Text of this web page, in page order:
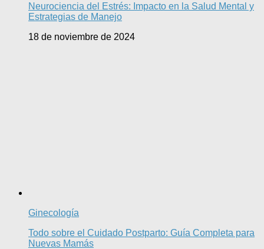
Neurociencia del Estrés: Impacto en la Salud Mental y
Estrategias de Manejo
18 de noviembre de 2024
Ginecología
Todo sobre el Cuidado Postparto: Guía Completa para
Nuevas Mamás